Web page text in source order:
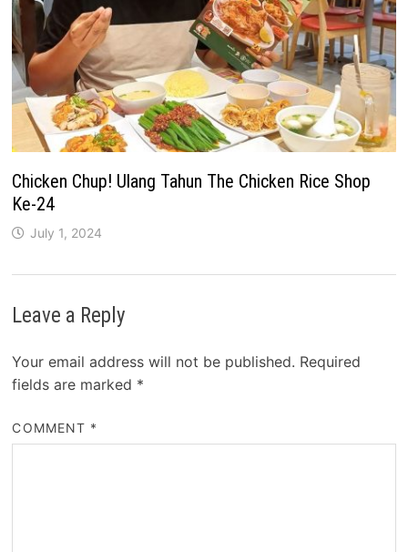
Chicken Chup! Ulang Tahun The Chicken Rice Shop
Ke-24
July 1, 2024
Leave a Reply
Your email address will not be published. Required
fields are marked *
COMMENT *